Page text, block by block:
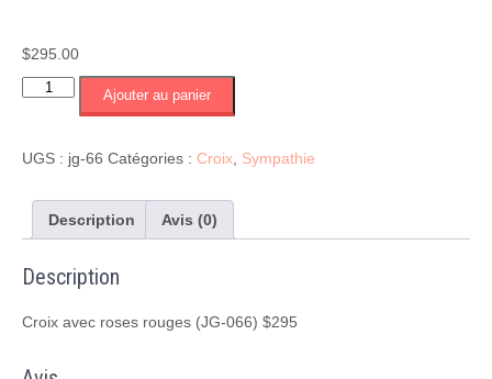
$295.00
quantité
avec
(JG-
066)
Ajouter au panier
UGS : jg-66 Catégories : Croix Sympathie
Description Avis (0)
Description
Croix avec roses rouges (JG-066) $295